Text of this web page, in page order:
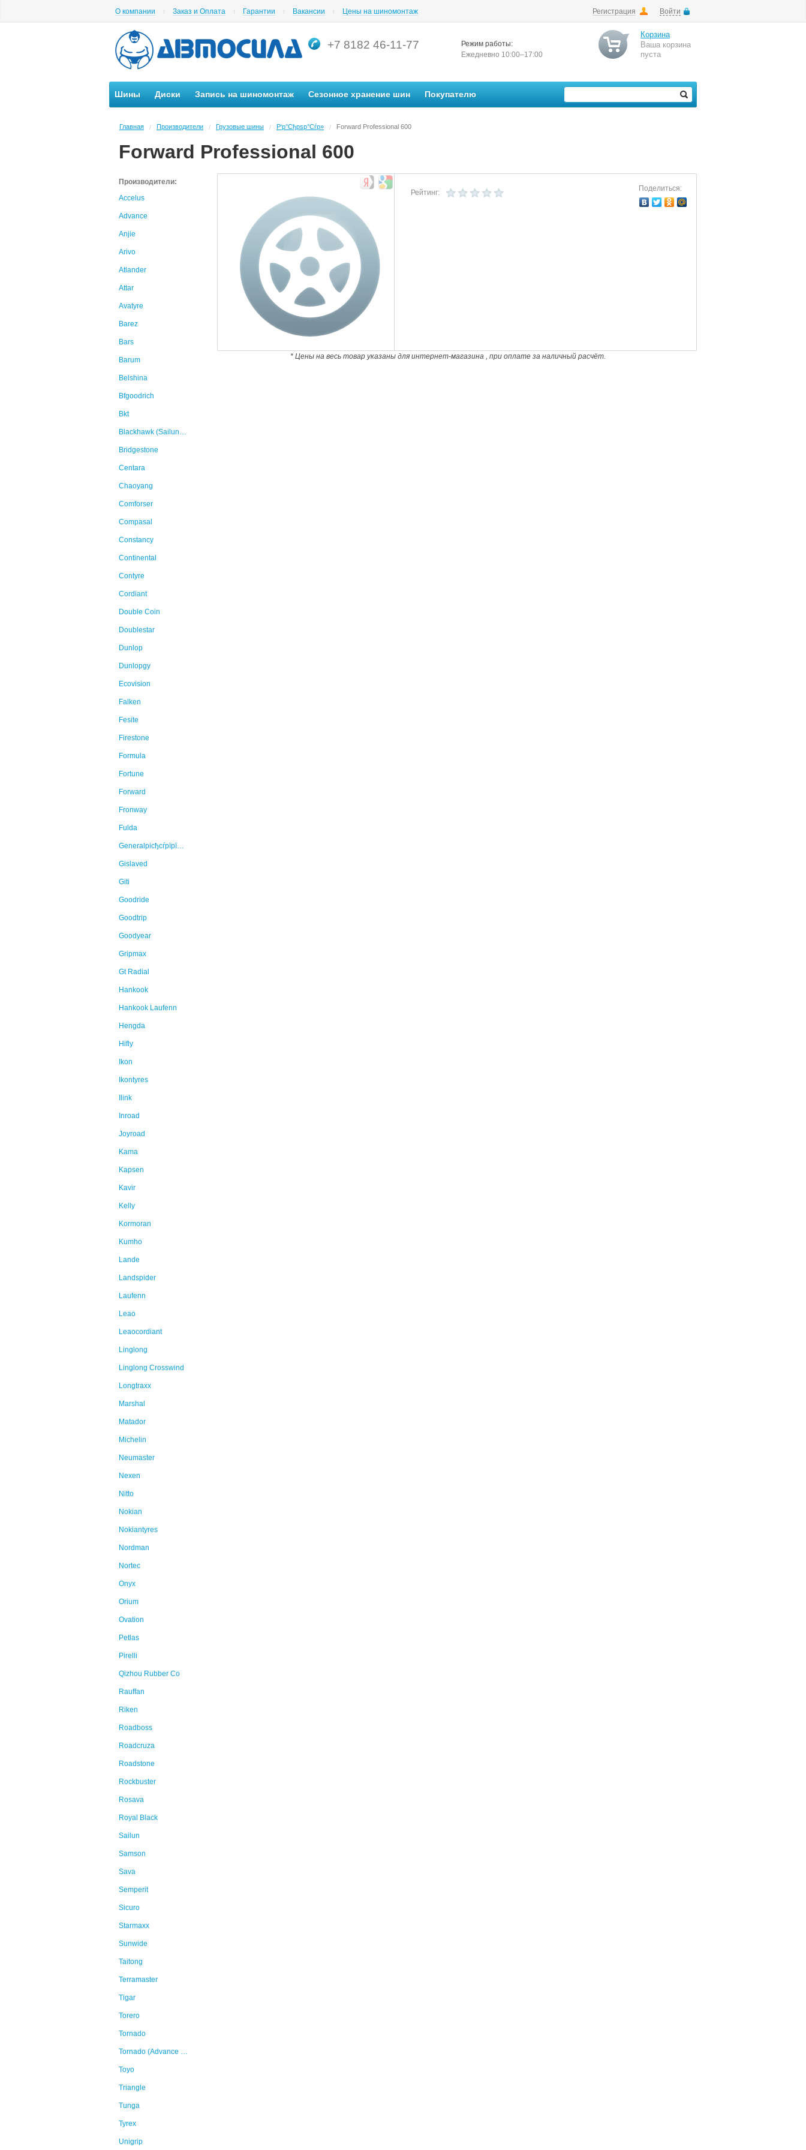
Регистрация Войти
О компании Заказ и Оплата Гарантии Вакансии Цены на шиномонтаж
+7 8182 46-11-77
Режим работы:
Ежедневно 10:00–17:00
Корзина
Ваша корзина
пуста
Шины Диски Запись на шиномонтаж Сезонное хранение шин Покупателю
Главная / Производители / Грузовые шины / Р‘р°Сђрѕр°Сѓр» / Forward Professional 600
Forward Professional 600
Производители:
Accelus
Advance
Anjie
Arivo
Atlander
Attar
Avatyre
Barez
Bars
Barum
Belshina
Bfgoodrich
Bkt
Blackhawk (Sailun Group Co., Ltd)
Bridgestone
Centara
Chaoyang
Comforser
Compasal
Constancy
Continental
Contyre
Cordiant
Double Coin
Doublestar
Dunlop
Dunlopgy
Ecovision
Falken
Fesite
Firestone
Formula
Fortune
Forward
Fronway
Fulda
Generalрісђсѓрїрїр°Continental
Gislaved
Giti
Goodride
Goodtrip
Goodyear
Gripmax
Gt Radial
Hankook
Hankook Laufenn
Hengda
Hifly
Ikon
Ikontyres
Ilink
Inroad
Joyroad
Kama
Kapsen
Kavir
Kelly
Kormoran
Kumho
Lande
Landspider
Laufenn
Leao
Leaocordiant
Linglong
Linglong Crosswind
Longtraxx
Marshal
Matador
Michelin
Neumaster
Nexen
Nitto
Nokian
Nokiantyres
Nordman
Nortec
Onyx
Orium
Ovation
Petlas
Pirelli
Qizhou Rubber Co
Rauffan
Riken
Roadboss
Roadcruza
Roadstone
Rockbuster
Rosava
Royal Black
Sailun
Samson
Sava
Semperit
Sicuro
Starmaxx
Sunwide
Taitong
Terramaster
Tigar
Torero
Tornado
Tornado (Advance Holdings)
Toyo
Triangle
Tunga
Tyrex
Unigrip
Рейтинг: Поделиться:
* Цены на весь товар указаны для интернет-магазина , при оплате за наличный расчёт.